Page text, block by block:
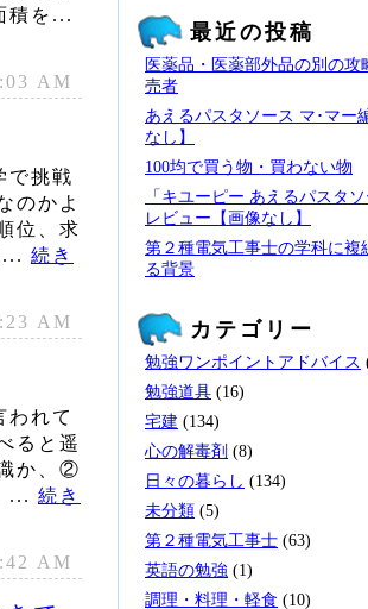
積を...
AM
で挑戦
のかよ
位、求
続き
AM
われて
ると遥
か、②
... 続き
AM
最近の投稿
医薬品・医薬部外品の別の攻
売者
あえるパスタソース マ･マー
なし】
100均で買う物・買わない物
「キユーピー あえるパスタ
レビュー【画像なし】
第２種電気工事士の学科に複
る背景
カテゴリー
勉強ワンポイントアドバイス
勉強道具 (16)
宅建 (134)
心の解毒剤 (8)
日々の暮らし (134)
未分類 (5)
第２種電気工事士 (63)
英語の勉強 (1)
調理・料理・軽食 (10)